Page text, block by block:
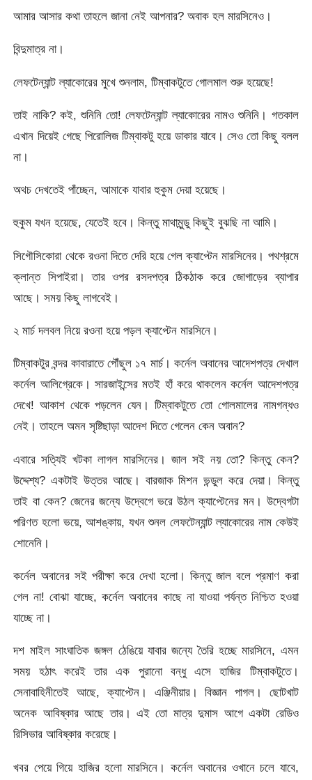
আমার আসার কথা তাহলে জানা নেই আপনার? অবাক হল মারসিনেও।
বিন্দুমাত্র না।
লেফটেন্যান্ট ল্যাকোরের মুখে শুনলাম, টিম্বাকটুতে গোলমাল শুরু হয়েছে!
তাই নাকি? কই, শুনিনি তো! লেফটেন্যান্ট ল্যাকোরের নামও শুনিনি। গতকাল
এখান দিয়েই গেছে পিরোলিজ টিম্বাকটু হয়ে ডাকার যাবে। সেও তো কিছু বলল
না।
অথচ দেখতেই পাঁচ্ছেন, আমাকে যাবার হুকুম দেয়া হয়েছে।
হুকুম যখন হয়েছে, যেতেই হবে। কিন্তু মাথামুন্ডু কিছুই বুঝছি না আমি।
সিগৌসিকোরা থেকে রওনা দিতে দেরি হয়ে গেল ক্যাপ্টেন মারসিনের। পথশ্রমে
ক্লান্ত সিপাইরা। তার ওপর রসদপত্র ঠিকঠাক করে জোগাড়ের ব্যাপার
আছে। সময় কিছু লাগবেই।
২ মার্চ দলবল নিয়ে রওনা হয়ে পড়ল ক্যাপ্টেন মারসিনে।
টিম্বাকটুর বন্দর কাবারাতে পৌঁছুল ১৭ মার্চ। কর্নেল অবানের আদেশপত্র দেখাল
কর্নেল আলিগ্রেকে। সারজাইন্সের মতই হাঁ করে থাকলেন কর্নেল আদেশপত্র
দেখে! আকাশ থেকে পড়লেন যেন। টিম্বাকটুতে তো গোলমালের নামগন্ধও
নেই। তাহলে অমন সৃষ্টিছাড়া আদেশ দিতে গেলেন কেন অবান?
এবারে সত্যিই খটকা লাগল মারসিনের। জাল সই নয় তো? কিন্তু কেন?
উদ্দেশ্য? একটাই উত্তর আছে। বারজাক মিশন ভন্ডুল করে দেয়া। কিন্তু
তাই বা কেন? জেনের জন্যে উদ্বেগে ভরে উঠল ক্যাপ্টেনের মন। উদ্বেগটা
পরিণত হলো ভয়ে, আশঙ্কায়, যখন শুনল লেফটেন্যান্ট ল্যাকোরের নাম কেউই
শোনেনি।
কর্নেল অবানের সই পরীক্ষা করে দেখা হলো। কিন্তু জাল বলে প্রমাণ করা
গেল না! বোঝা যাচ্ছে, কর্নেল অবানের কাছে না যাওয়া পর্যন্ত নিশ্চিত হওয়া
যাচ্ছে না।
দশ মাইল সাংঘাতিক জঙ্গল ঠেঙিয়ে যাবার জন্যে তৈরি হচ্ছে মারসিনে, এমন
সময় হঠাৎ করেই তার এক পুরানো বন্ধু এসে হাজির টিম্বাকটুতে।
সেনাবাহিনীতেই আছে, ক্যাপ্টেন। এঞ্জিনীয়ার। বিজ্ঞান পাগল। ছোটখাট
অনেক আবিষ্কার আছে তার। এই তো মাত্র দুমাস আগে একটা রেডিও
রিসিভার আবিষ্কার করেছে।
খবর পেয়ে গিয়ে হাজির হলো মারসিনে। কর্নেল অবানের ওখানে চলে যাবে,